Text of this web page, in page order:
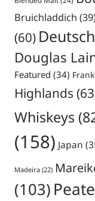
Bruichladdich
(60)
Douglas
Featured (34)
Highlands
Whiskeys
(158) Japan
Madeira(22)
(103)